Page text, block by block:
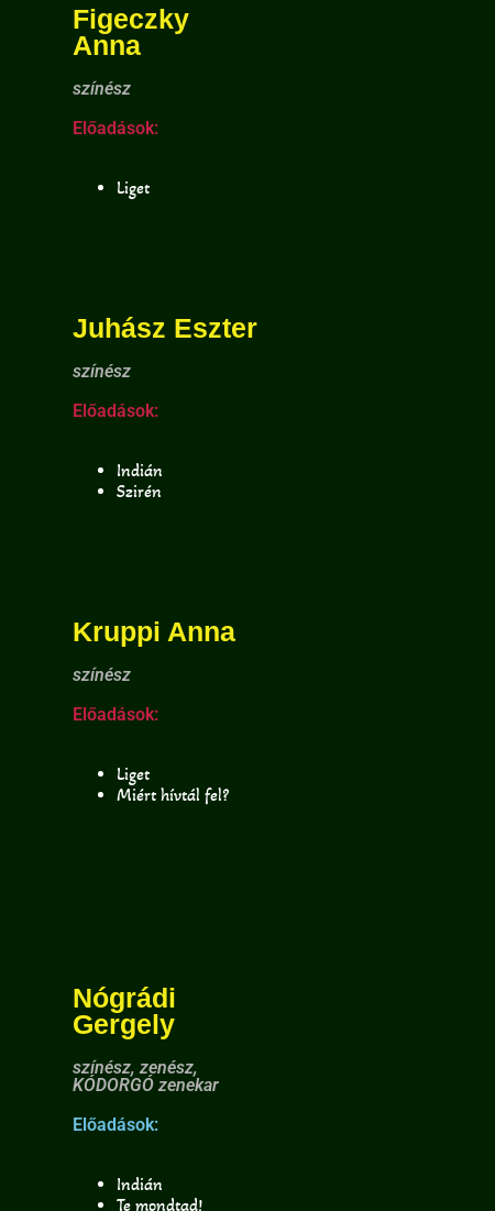
Figeczky
Anna
színész
Előadások:
Liget
Juhász Eszter
színész
Előadások:
Indián
Szirén
Kruppi Anna
színész
Előadások:
Liget
Miért hívtál fel?
Nógrádi
Gergely
színész, zenész,
KÓDORGÓ zenekar
Előadások:
Indián
Te mondtad!